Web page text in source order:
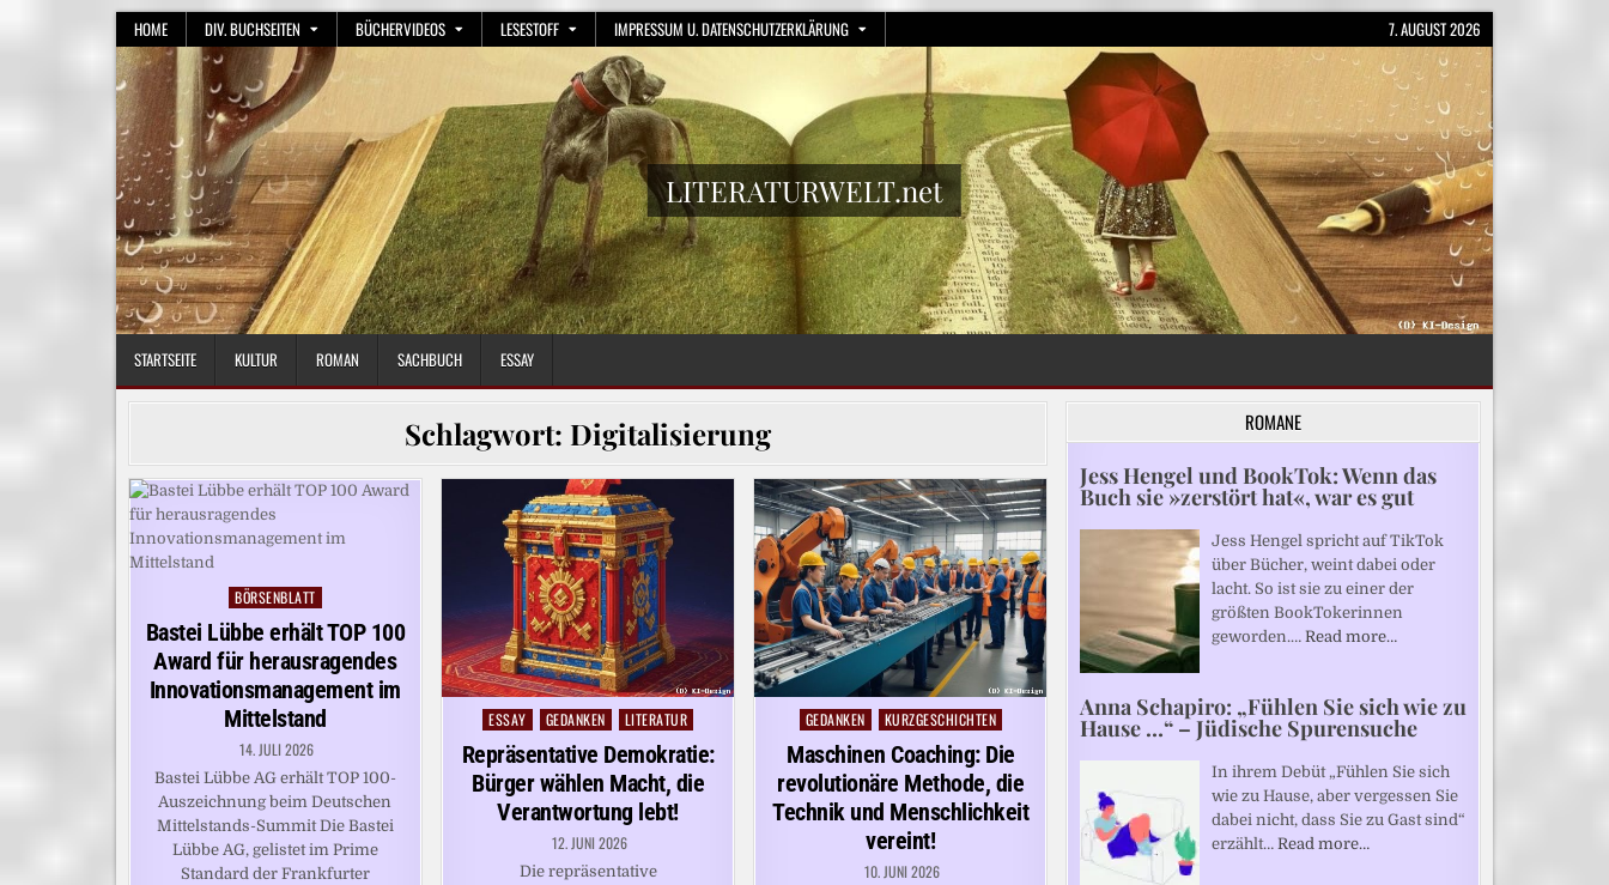
HOME DIV. BUCHSEITEN BÜCHERVIDEOS LESESTOFF IMPRESSUM U. DATENSCHUTZERKLÄRUNG 7. AUGUST 2026
LITERATURWELT.net
STARTSEITE KULTUR ROMAN SACHBUCH ESSAY
Schlagwort: Digitalisierung
Posted
in
BÖRSENBLATT
Bastei Lübbe erhält TOP 100
Award für herausragendes
Innovationsmanagement im
Mittelstand
14. JULI 2026
Bastei Lübbe AG erhält TOP 100-
Auszeichnung beim Deutschen
Mittelstands-Summit Die Bastei
Lübbe AG, gelistet im Prime
Standard der Frankfurter
Posted
ESSAY GEDANKEN LITERATUR
Repräsentative Demokratie:
Bürger wählen Macht, die
Verantwortung lebt!
12. JUNI 2026
Die repräsentative
Posted
in
GEDANKEN KURZGESCHICHTEN
Maschinen Coaching: Die
revolutionäre Methode, die
Technik und Menschlichkeit
vereint!
10. JUNI 2026
ROMANE
Jess Hengel und BookTok: Wenn das
Buch sie »zerstört hat«, war es gut
Jess Hengel spricht auf TikTok
über Bücher, weint dabei oder
lacht. So ist sie zu einer der
größten BookTokerinnen
geworden.… Read more…
Anna Schapiro: „Fühlen Sie sich wie zu
Hause …“ – Jüdische Spurensuche
In ihrem Debüt „Fühlen Sie sich
wie zu Hause, aber vergessen Sie
dabei nicht, dass Sie zu Gast sind“
erzählt… Read more…